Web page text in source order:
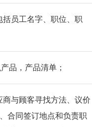
括员工名字、职位、职
品，产品清单；
商与顾客寻找方法、议价
合同签订地点和负责职